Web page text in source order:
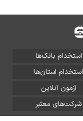
استخدام بانک‌ها
استخدام استان‌ها
آزمون آنلاین
شرکت‌های معتبر